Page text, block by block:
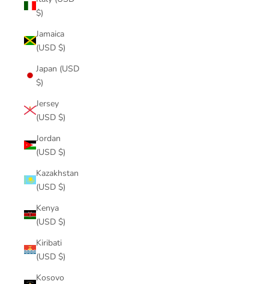
$)
Jamaica
(USD $)
Japan (USD
$)
Jersey
(USD $)
Jordan
(USD $)
Kazakhstan
(USD $)
Kenya
(USD $)
Kiribati
(USD $)
Kosovo